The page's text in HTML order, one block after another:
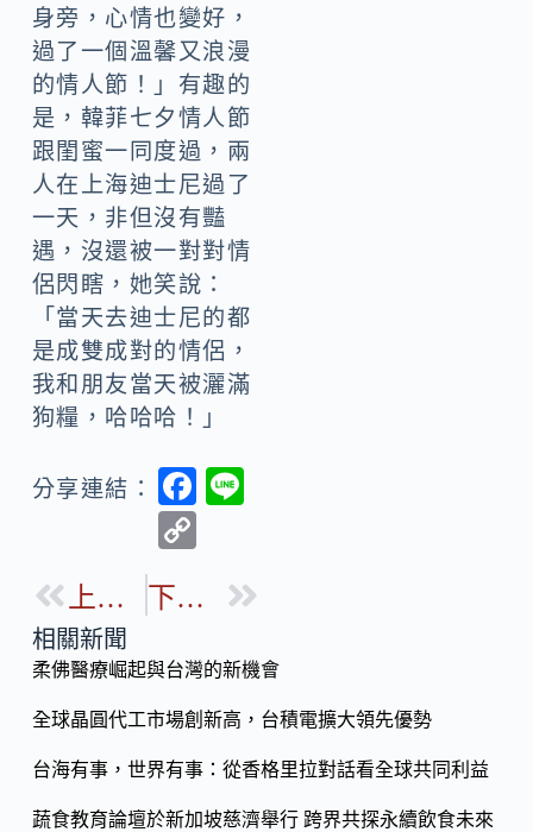
身旁，心情也變好，
過了一個溫馨又浪漫
的情人節！」有趣的
是，韓菲七夕情人節
跟閨蜜一同度過，兩
人在上海迪士尼過了
一天，非但沒有豔
遇，沒還被一對對情
侶閃瞎，她笑說：
「當天去迪士尼的都
是成雙成對的情侶，
我和朋友當天被灑滿
狗糧，哈哈哈！」
分享連結：
F
b
o
k
p
Li
n
k
上一篇 下一篇
相關新聞
柔佛醫療崛起與台灣的新機會
全球晶圓代工市場創新高，台積電擴大領先優勢
台海有事，世界有事：從香格里拉對話看全球共同利益
蔬食教育論壇於新加坡慈濟舉行 跨界共探永續飲食未來